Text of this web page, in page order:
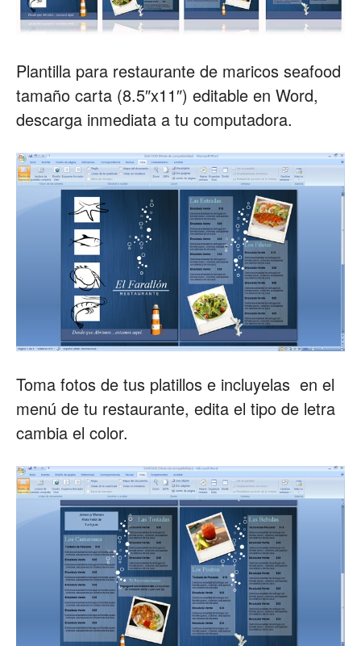
para
Restaurantes
Plantilla para restaurante de maricos seafood
tamaño carta (8.5″x11″) editable en Word,
descarga inmediata a tu computadora.
Toma fotos de tus platillos e incluyelas en el
menú de tu restaurante, edita el tipo de letra
cambia el color.